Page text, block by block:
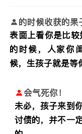
的时候收获的果
表面上看你是比
的时候，人家你
候，生孩子就是等
会气死你！
未必，孩子来到
讨债的，并不一